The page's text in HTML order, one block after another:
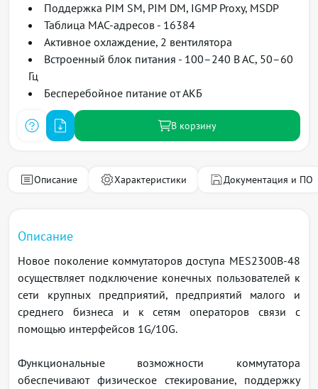
Поддержка PIM SM, PIM DM, IGMP Proxy, MSDP
Таблица MAC-адресов - 16384
Активное охлаждение, 2 вентилятора
Встроенный блок питания - 100–240 В АС, 50–60
Гц
Бесперебойное питание от АКБ
В корзину
Описание Характеристики Документация и ПО
Описание
Новое поколение коммутаторов доступа MES2300B-48
осуществляет подключение конечных пользователей к
сети крупных предприятий, предприятий малого и
среднего бизнеса и к сетям операторов связи с
помощью интерфейсов 1G/10G.
Функциональные возможности коммутатора
обеспечивают физическое стекирование, поддержку